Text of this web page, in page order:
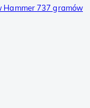
Hammer 737 gramów